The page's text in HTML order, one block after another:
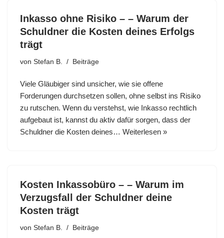
Inkasso ohne Risiko – – Warum der
Schuldner die Kosten deines Erfolgs
trägt
von Stefan B. Beiträge
Viele Gläubiger sind unsicher, wie sie offene
Forderungen durchsetzen sollen, ohne selbst ins Risiko
zu rutschen. Wenn du verstehst, wie Inkasso rechtlich
aufgebaut ist, kannst du aktiv dafür sorgen, dass der
Schuldner die Kosten deines… Weiterlesen »
Kosten Inkassobüro – – Warum im
Verzugsfall der Schuldner deine
Kosten trägt
von Stefan B. Beiträge